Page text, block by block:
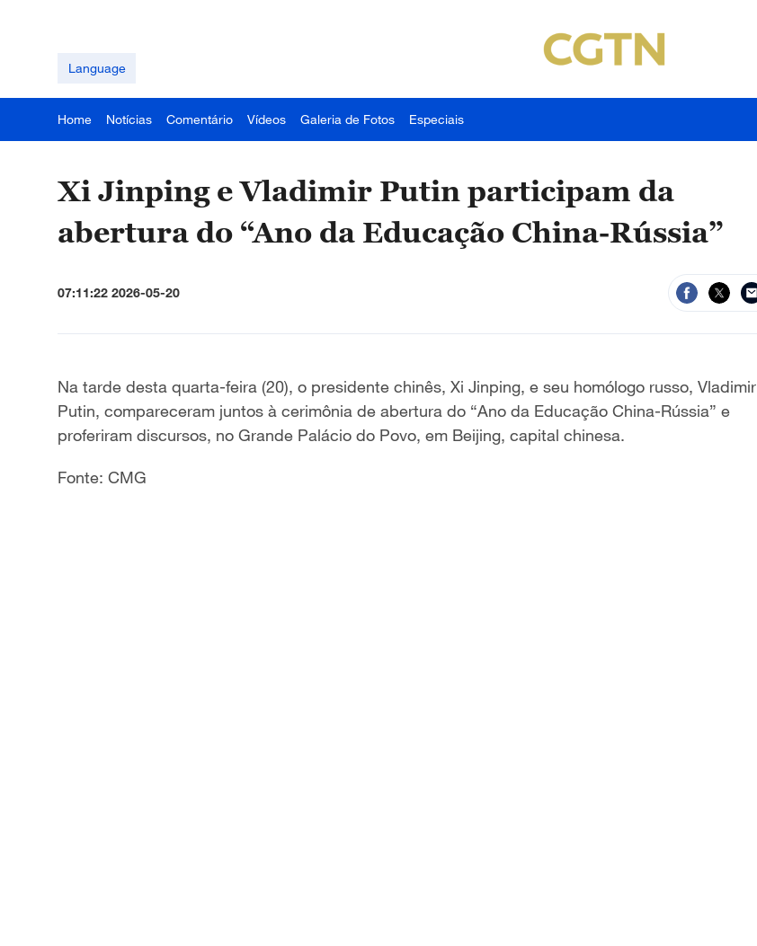
Language
Home Notícias Comentário Vídeos Galeria de Fotos Especiais
Xi Jinping e Vladimir Putin participam da
abertura do “Ano da Educação China-Rússia”
07:11:22 2026-05-20
Na tarde desta quarta-feira (20), o presidente chinês, Xi Jinping, e seu homólogo russo, Vladimir
Putin, compareceram juntos à cerimônia de abertura do “Ano da Educação China-Rússia” e
proferiram discursos, no Grande Palácio do Povo, em Beijing, capital chinesa.
Fonte: CMG